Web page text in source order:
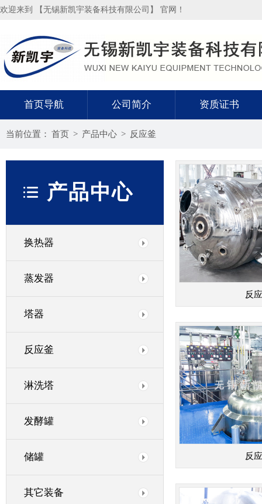
欢迎来到 【无锡新凯宇装备科技有限公司】 官网！
首页导航 公司简介 资质证书
当前位置： 首页 > 产品中心 > 反应釜
产品中心
换热器
蒸发器
塔器
反应釜
淋洗塔
发酵罐
储罐
其它装备
反
反